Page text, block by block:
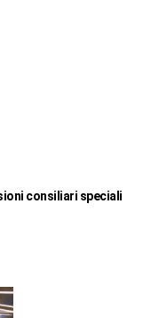
consiliari speciali